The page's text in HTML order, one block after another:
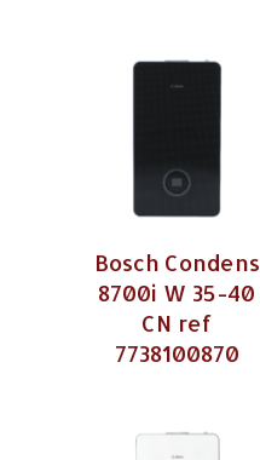
Bosch Condens
8700i W 35-40
CN ref
7738100870